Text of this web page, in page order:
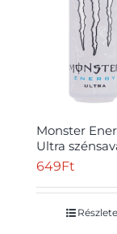
Átvétel
Termékek
Monster
Ultra
koffeinnel
649Ft